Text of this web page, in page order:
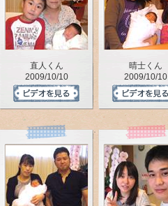
直人くん
2009/10/10
晴士くん
2009/10/10